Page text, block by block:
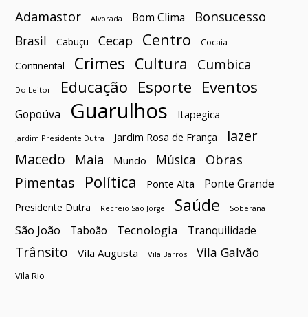
Adamastor Alvorada Bom Clima Bonsucesso
Brasil Cabuçu Cecap Centro Cocaia
Continental Crimes Cultura Cumbica
Do Leitor Educação Esporte Eventos
Gopoúva Guarulhos Itapegica
Jardim Presidente Dutra Jardim Rosa de França
lazer
Macedo
Maia Mundo Música Obras
Pimentas Política Ponte Alta Ponte Grande
Presidente Dutra Recreio São Jorge Saúde Soberana
São João Taboão Tecnologia Tranquilidade
Trânsito Vila Augusta Vila Barros Vila Galvão
Vila Rio